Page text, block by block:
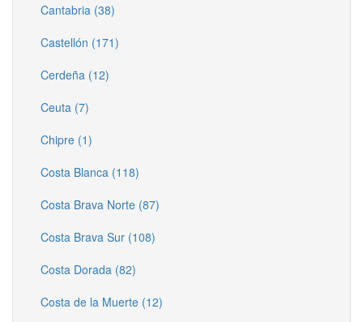
Cantabria (38)
Castellón (171)
Cerdeña (12)
Ceuta (7)
Chipre (1)
Costa Blanca (118)
Costa Brava Norte (87)
Costa Brava Sur (108)
Costa Dorada (82)
Costa de la Muerte (12)